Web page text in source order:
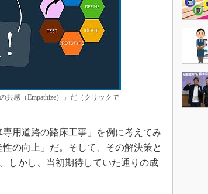
感（Empathize）」だ（クリックで
用道路の路床工事」を例に考えてみ
の向上」だ。そして、その解決策と
しかし、当初期待していた通りの成